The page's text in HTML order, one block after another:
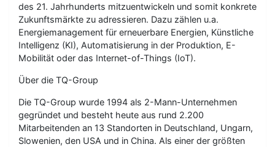
des 21. Jahrhunderts mitzuentwickeln und somit konkrete
Zukunftsmärkte zu adressieren. Dazu zählen u.a.
Energiemanagement für erneuerbare Energien, Künstliche
Intelligenz (KI), Automatisierung in der Produktion, E-
Mobilität oder das Internet-of-Things (IoT).
Über die TQ-Group
Die TQ-Group wurde 1994 als 2-Mann-Unternehmen
gegründet und besteht heute aus rund 2.200
Mitarbeitenden an 13 Standorten in Deutschland, Ungarn,
Slowenien, den USA und in China. Als einer der größten